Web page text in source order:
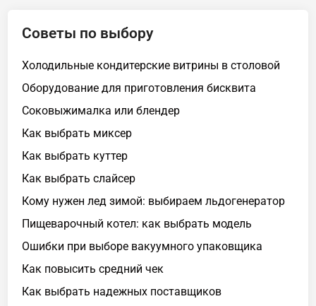
Советы по выбору
Холодильные кондитерские витрины в столовой
Оборудование для приготовления бисквита
Соковыжималка или блендер
Как выбрать миксер
Как выбрать куттер
Как выбрать слайсер
Кому нужен лед зимой: выбираем льдогенератор
Пищеварочный котел: как выбрать модель
Ошибки при выборе вакуумного упаковщика
Как повысить средний чек
Как выбрать надежных поставщиков